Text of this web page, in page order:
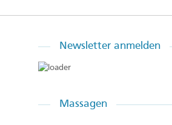
Newsletteranmelden
Massagen